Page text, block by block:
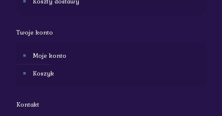
Twoje konto
Moje konto
Koszyk
Kontakt